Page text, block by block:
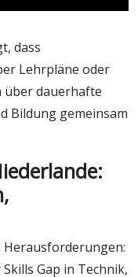
dass
Lehrpläne oder
über dauerhafte
Bildung gemeinsam
Herausforderungen:
Gap in Technik,